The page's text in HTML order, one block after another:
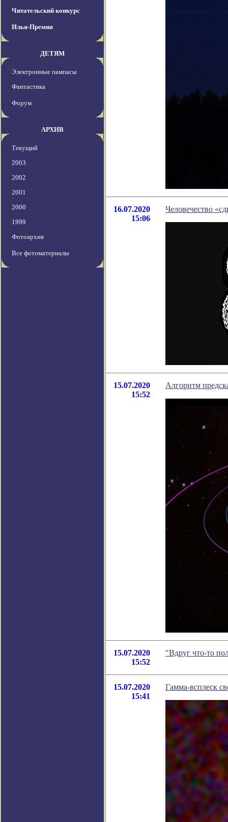
Читательский конкурс
Илья-Премия
ДЕТЯМ
Электронные пампасы
Фантастика
Форум
АРХИВ
Текущий
2003
2002
2001
2000
1999
Фотоархив
Все фотоматериалы
16.07.2020
15:06
Человечество
15.07.2020
15:52
Алгоритм
15.07.2020
15:52
"Вдруг что-то
15.07.2020
15:41
Гамма-всплеск